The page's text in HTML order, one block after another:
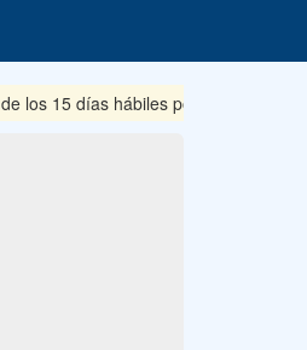
días hábiles posteriores a su